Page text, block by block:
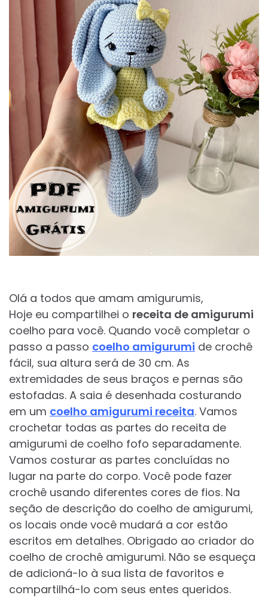
Olá a todos que amam amigurumis,
Hoje eu compartilhei o receita de amigurumi
coelho para você. Quando você completar o
passo a passo coelho amigurumi de crochê
fácil, sua altura será de 30 cm. As
extremidades de seus braços e pernas são
estofadas. A saia é desenhada costurando
em um coelho amigurumi receita. Vamos
crochetar todas as partes do receita de
amigurumi de coelho fofo separadamente.
Vamos costurar as partes concluídas no
lugar na parte do corpo. Você pode fazer
crochê usando diferentes cores de fios. Na
seção de descrição do coelho de amigurumi,
os locais onde você mudará a cor estão
escritos em detalhes. Obrigado ao criador do
coelho de crochê amigurumi. Não se esqueça
de adicioná-lo à sua lista de favoritos e
compartilhá-lo com seus entes queridos.